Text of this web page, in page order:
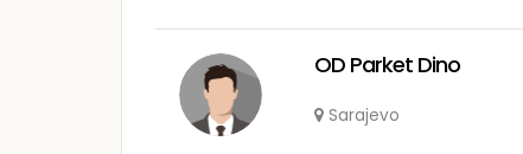
OD Parket Dino
Sarajevo